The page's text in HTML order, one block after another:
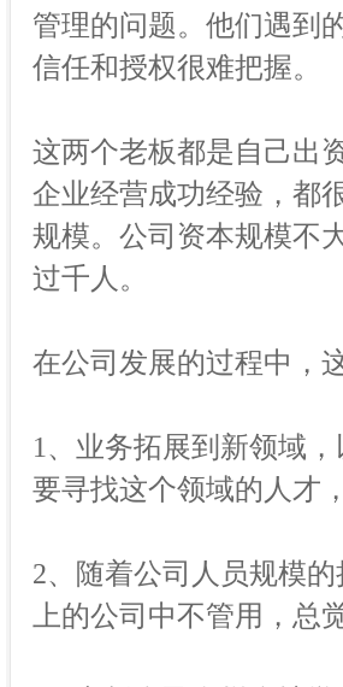
管理的问题。他们遇到
信任和授权很难把握。
这两个老板都是自己出
企业经营成功经验，都
规模。公司资本规模不
过千人。
在公司发展的过程中，
1、业务拓展到新领域
要寻找这个领域的人才
2、随着公司人员规模
上的公司中不管用，总